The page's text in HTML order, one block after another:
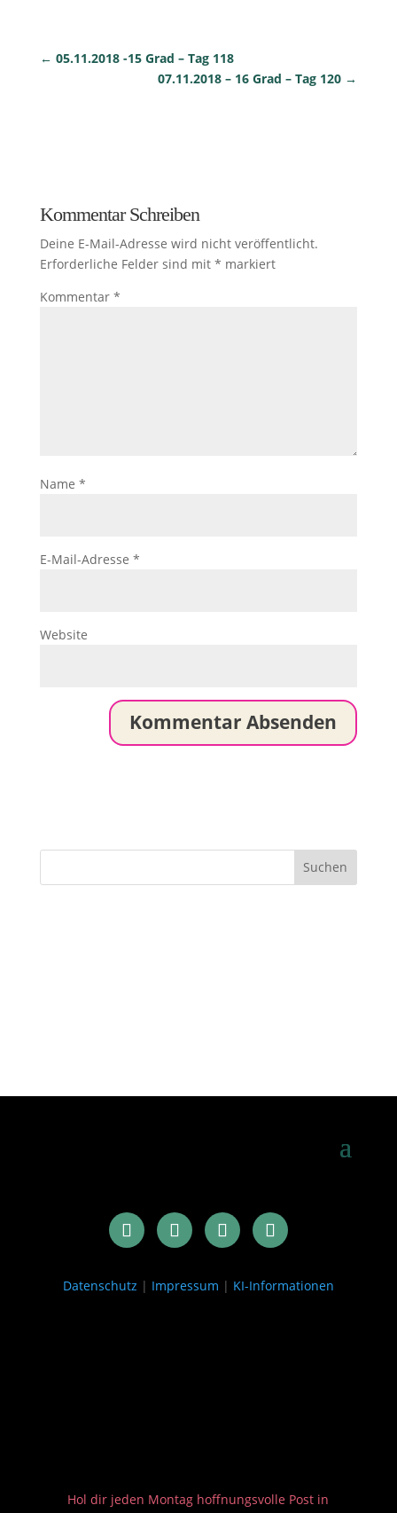
← 05.11.2018 -15 Grad – Tag 118
07.11.2018 – 16 Grad – Tag 120 →
Kommentar Schreiben
Deine E-Mail-Adresse wird nicht veröffentlicht.
Erforderliche Felder sind mit * markiert
Kommentar *
Name *
E-Mail-Adresse *
Website
Datenschutz | Impressum | KI-Informationen
Hol dir jeden Montag hoffnungsvolle Post in